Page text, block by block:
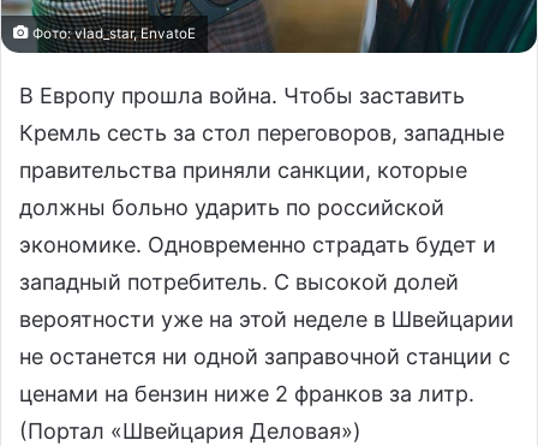
Фото: vlad_star, EnvatoE
В Европу прошла война. Чтобы заставить
Кремль сесть за стол переговоров, западные
правительства приняли санкции, которые
должны больно ударить по российской
экономике. Одновременно страдать будет и
западный потребитель. С высокой долей
вероятности уже на этой неделе в Швейцарии
не останется ни одной заправочной станции с
ценами на бензин ниже 2 франков за литр.
(Портал «Швейцария Деловая»)